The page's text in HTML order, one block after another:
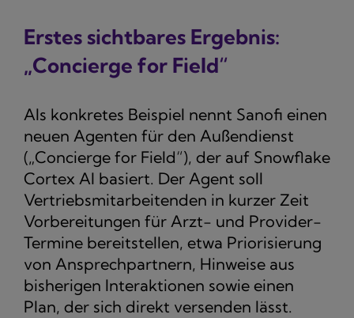
Erstes sichtbares Ergebnis:
„Concierge for Field“
Als konkretes Beispiel nennt Sanofi einen
neuen Agenten für den Außendienst
(„Concierge for Field“), der auf Snowflake
Cortex AI basiert. Der Agent soll
Vertriebsmitarbeitenden in kurzer Zeit
Vorbereitungen für Arzt- und Provider-
Termine bereitstellen, etwa Priorisierung
von Ansprechpartnern, Hinweise aus
bisherigen Interaktionen sowie einen
Plan, der sich direkt versenden lässt.